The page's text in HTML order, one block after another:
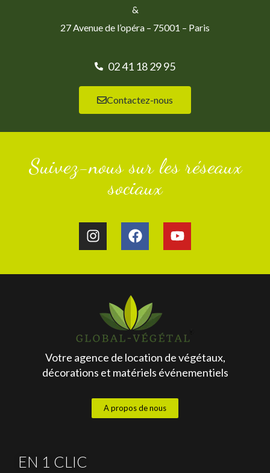
&
27 Avenue de l’opéra – 75001 – Paris
02 41 18 29 95
Contactez-nous
Suivez-nous sur les réseaux
sociaux
Votre agence de location de végétaux,
décorations et matériels événementiels
A propos de nous
EN 1 CLIC